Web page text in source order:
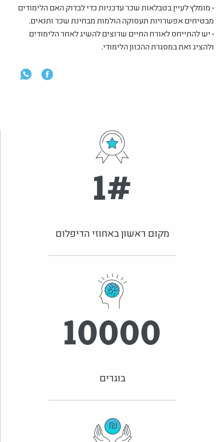
• מומלץ לעיין בטבלאות שכר עדכניות כדי לבדוק האם הלימודים
מבטיחים אפשרויות תעסוקה הולמות מבחינת שכר ותנאים.
• יש להתייחס לאורח החיים שרוצים להשיג לאחר הלימודים
ולהציג זאת במסגרת ההכוון הלימודי.
#
1
מקום ראשון באחוזי הדיפלום
10000
בוגרים